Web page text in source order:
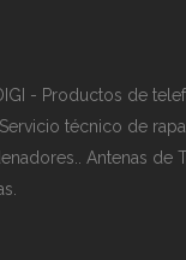
- Productos de
técnico de
Antenas de